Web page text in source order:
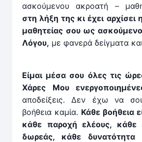
ασκούμενου ακροατή –
στη λήξη της κι έχει αρ­χίσει
μαθητείας σου ως
Λόγου, με φανερά δείγ­ματα
Είμαι μέσα σου όλες τις
Χάρες Μου
αποδείξεις. Δεν έχω να
βοήθεια καμία. Κάθε βοήθεια
κάθε παροχή ελέους,
δωρεάς, κάθε δυνατότητα